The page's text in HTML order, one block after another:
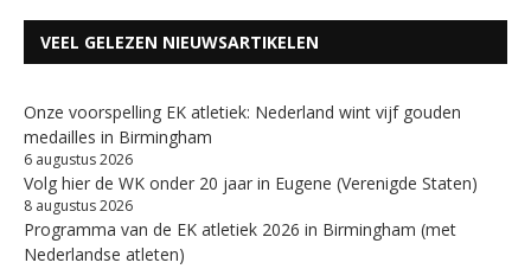
VEEL GELEZEN NIEUWSARTIKELEN
Onze voorspelling EK atletiek: Nederland wint vijf gouden
medailles in Birmingham
6 augustus 2026
Volg hier de WK onder 20 jaar in Eugene (Verenigde Staten)
8 augustus 2026
Programma van de EK atletiek 2026 in Birmingham (met
Nederlandse atleten)